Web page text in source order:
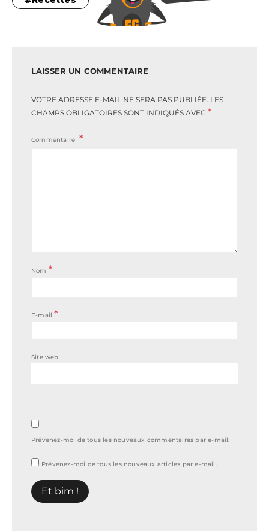
LAISSER UN COMMENTAIRE
VOTRE ADRESSE E-MAIL NE SERA PAS PUBLIÉE. LES
CHAMPS OBLIGATOIRES SONT INDIQUÉS AVEC *
Commentaire
Nom *
E-mail*
Site web
Prévenez-moi de tous les nouveaux commentaires par e-mail.
Prévenez-moi de tous les nouveaux articles par e-mail.